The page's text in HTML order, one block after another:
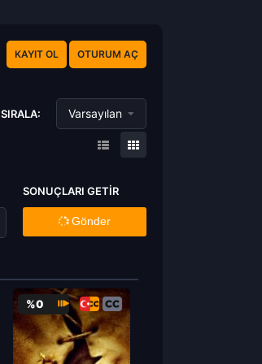
KAYIT OL OTURUM AÇ
SIRALA: Varsayılan
SONUÇLARI GETIR
Gönder
%0